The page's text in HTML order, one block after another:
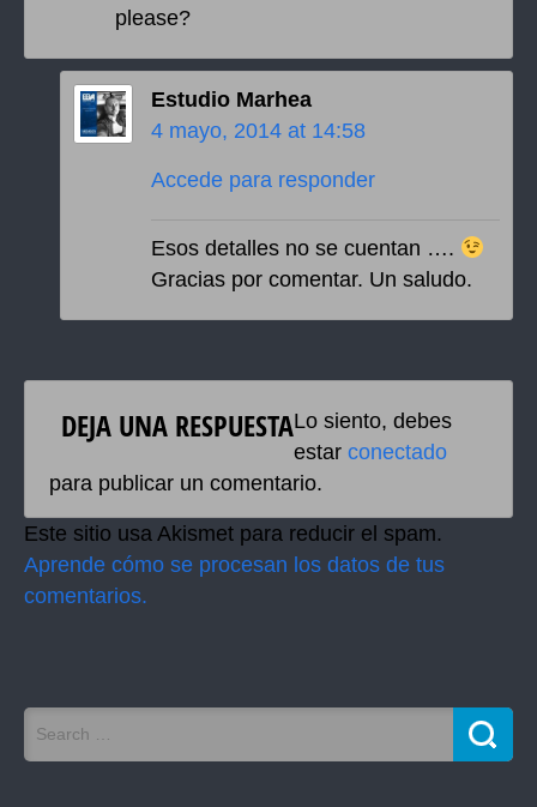
please?
Estudio Marhea
4 mayo, 2014 at 14:58
Accede para responder
Esos detalles no se cuentan ….
Gracias por comentar. Un saludo.
DEJA UNA RESPUESTALo siento, debes
estar conectado
para publicar un comentario.
Este sitio usa Akismet para reducir el spam.
Aprende cómo se procesan los datos de tus
comentarios.